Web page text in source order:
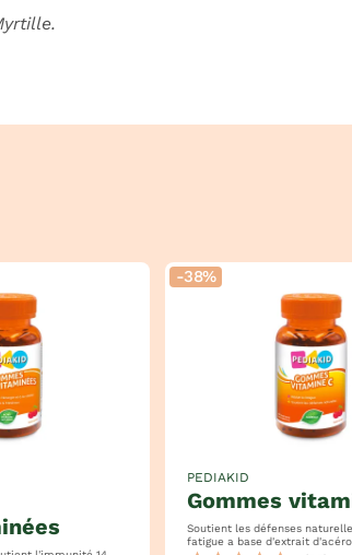
-38%
gommes
PEDIAKID
Soutient les défenses naturelles réduit
fatigue a base d'extrait